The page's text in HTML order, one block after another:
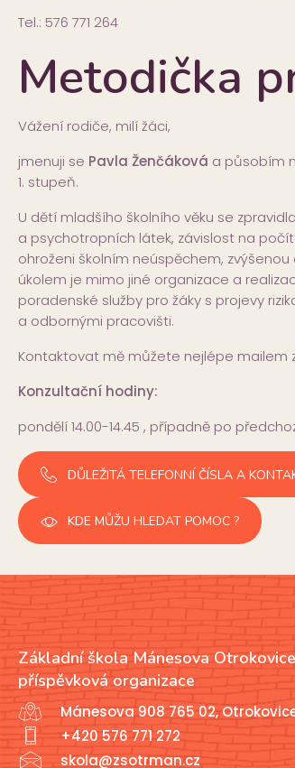
Tel.: 576 771 264
Metodička
Vážení rodiče, milí žáci,
jmenuji se Pavla Ženčáková a působím
1. stupeň.
U dětí mladšího školního věku se
a psychotropních látek, závislost na
ohroženi školním neúspěchem,
úkolem je mimo jiné organizace a
poradenské služby pro žáky s projevy
a odbornými pracovišti.
Kontaktovat mě můžete nejlépe mailem
Konzultační hodiny:
pondělí 14.00-14.45 , případně po
DŮLEŽITÁ TELEFONNÍ ČÍSLA A
KDE MŮŽU HLEDAT POMOC ?
Základní škola Mánesova Otrokovice
příspěvková organizace
Mánesova 908 765 02,
+420 576 771 272
skola@zsotrman.cz